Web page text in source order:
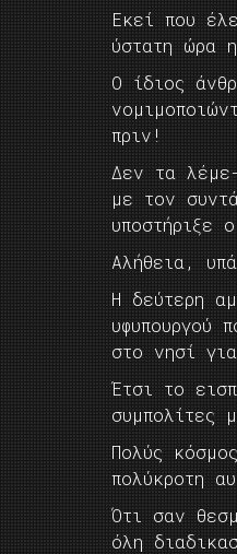
Εκεί που
ύστατη ώρα
Ο ίδιος
πριν!
Δεν τα
με τον
υποστήριξε
Αλήθεια,
Η δεύτερη
υφυπουργού
στο νησί
Έτσι το
συμπολίτες
Πολύς
πολύκροτη
Ότι σαν
όλη